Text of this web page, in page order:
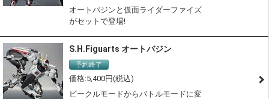
オートバジンと仮面ライダーファイズ
がセットで登場!
S.H.Figuarts オートバジン
予約終了
5,400
ビークルモードからバトルモードに変